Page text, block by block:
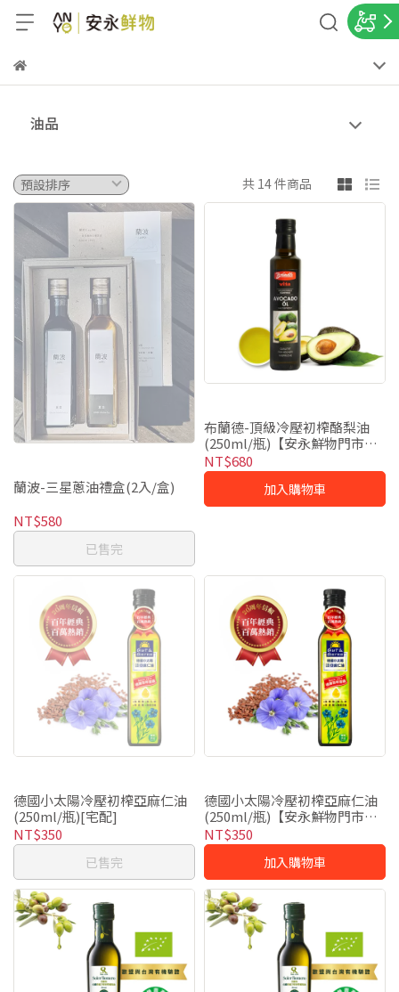
油品
共 14 件商品
蘭波-三星蔥油禮盒(2入/盒)
NT$580
已售完
布蘭德-頂級冷壓初榨酪梨油
(250ml/瓶)【安永鮮物門市自
取】
NT$680
加入購物車
德國小太陽冷壓初榨亞麻仁油
(250ml/瓶)[宅配]
NT$350
已售完
德國小太陽冷壓初榨亞麻仁油
(250ml/瓶)【安永鮮物門市自
取】
NT$350
加入購物車